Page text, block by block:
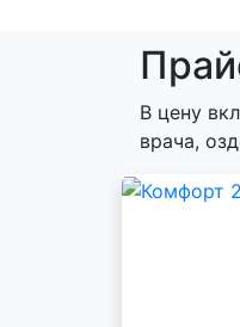
В цену
врача,